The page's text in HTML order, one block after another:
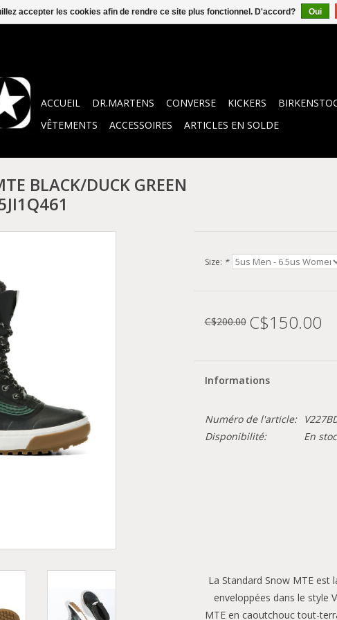
ACCUEIL DR.MARTENS CONVERSE KICKERS
VÊTEMENTS
ACCESSOIRES ARTICLES EN SOLDE
BLACK/DUCK GREEN
Size: *
C$200.00 C$150.00
Informations
Numéro de l'article:
Disponibilité:
En
La Standard Snow MTE
enveloppées dans le style
MTE en caoutchouc tout-
accepter les cookies afin de rendre ce site plus fonctionnel. D'accord? Oui